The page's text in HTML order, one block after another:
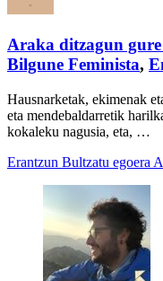
Araka ditzagun
Bilgune Feminista,
Hausnarketak, ekimenak
eta mendebaldarretik
kokaleku nagusia, eta, …
Erantzun Bultzatu egoera